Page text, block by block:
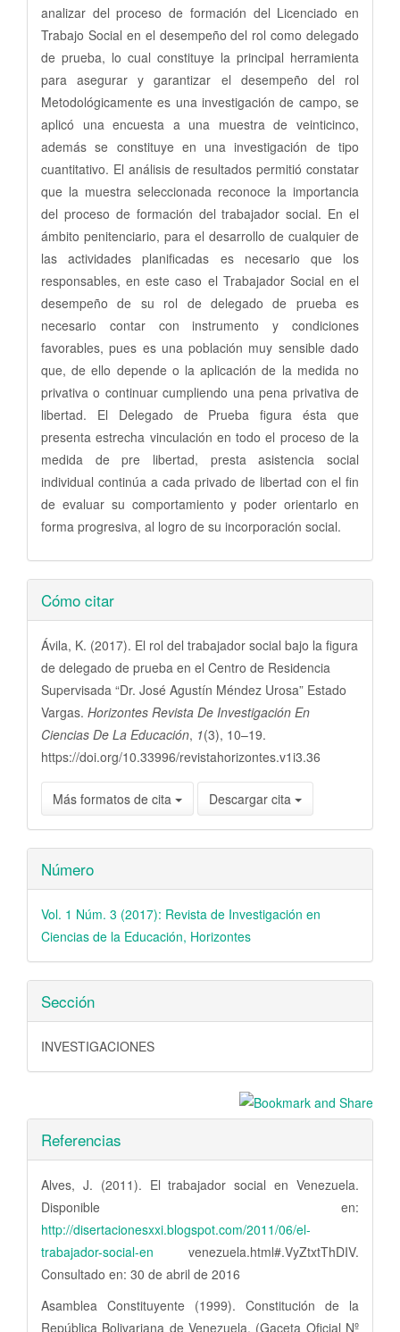
analizar del proceso de formación del Licenciado en
Trabajo Social en el desempeño del rol como delegado
de prueba, lo cual constituye la principal herramienta
para asegurar y garantizar el desempeño del rol
Metodológicamente es una investigación de campo, se
aplicó una encuesta a una muestra de veinticinco,
además se constituye en una investigación de tipo
cuantitativo. El análisis de resultados permitió constatar
que la muestra seleccionada reconoce la importancia
del proceso de formación del trabajador social. En el
ámbito penitenciario, para el desarrollo de cualquier de
las actividades planificadas es necesario que los
responsables, en este caso el Trabajador Social en el
desempeño de su rol de delegado de prueba es
necesario contar con instrumento y condiciones
favorables, pues es una población muy sensible dado
que, de ello depende o la aplicación de la medida no
privativa o continuar cumpliendo una pena privativa de
libertad. El Delegado de Prueba figura ésta que
presenta estrecha vinculación en todo el proceso de la
medida de pre libertad, presta asistencia social
individual continúa a cada privado de libertad con el fin
de evaluar su comportamiento y poder orientarlo en
forma progresiva, al logro de su incorporación social.
Detalles
del
artículo
Cómo citar
Ávila, K. (2017). El rol del trabajador social bajo la figura
de delegado de prueba en el Centro de Residencia
Supervisada “Dr. José Agustín Méndez Urosa” Estado
Vargas. Horizontes Revista De Investigación En
Ciencias De La Educación, 1(3), 10–19.
https://doi.org/10.33996/revistahorizontes.v1i3.36
Más formatos de cita Descargar cita
Número
Vol. 1 Núm. 3 (2017): Revista de Investigación en
Ciencias de la Educación, Horizontes
Sección
INVESTIGACIONES
Referencias
Alves, J. (2011). El trabajador social en Venezuela.
Disponible en:
http://disertacionesxxi.blogspot.com/2011/06/el-
trabajador-social-en venezuela.html#.VyZtxtThDIV.
Consultado en: 30 de abril de 2016
Asamblea Constituyente (1999). Constitución de la
República Bolivariana de Venezuela. (Gaceta Oficial Nº